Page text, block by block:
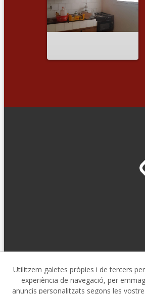
© 08/2026 Consell Comarcal
Utilitzem galetes pròpies i de tercers
experiència de navegació, per
anuncis personalitzats segons les